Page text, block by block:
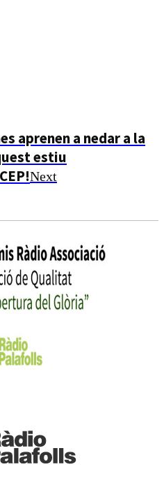
aprenen a nedar a la
estiu
Next